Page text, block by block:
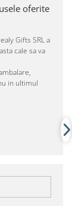
oferite
Gifts SRL a
cale sa va
in ultimul